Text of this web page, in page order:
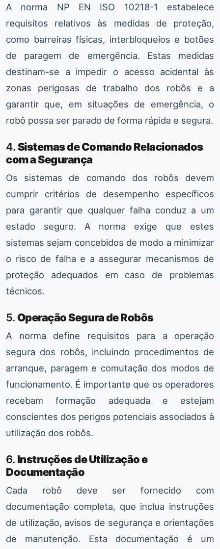
A norma NP EN ISO 10218-1 estabelece
requisitos relativos às medidas de proteção,
como barreiras físicas, interbloqueios e botões
de paragem de emergência. Estas medidas
destinam-se a impedir o acesso acidental às
zonas perigosas de trabalho dos robôs e a
garantir que, em situações de emergência, o
robô possa ser parado de forma rápida e segura.
4.Sistemas de Comando Relacionados
com a Segurança
Os sistemas de comando dos robôs devem
cumprir critérios de desempenho específicos
para garantir que qualquer falha conduz a um
estado seguro. A norma exige que estes
sistemas sejam concebidos de modo a minimizar
o risco de falha e a assegurar mecanismos de
proteção adequados em caso de problemas
técnicos.
5. Operação Segura de Robôs
A norma define requisitos para a operação
segura dos robôs, incluindo procedimentos de
arranque, paragem e comutação dos modos de
funcionamento. É importante que os operadores
recebam formação adequada e estejam
conscientes dos perigos potenciais associados à
utilização dos robôs.
6. Instruções de Utilização e
Documentação
Cada robô deve ser fornecido com
documentação completa, que inclua instruções
de utilização, avisos de segurança e orientações
de manutenção. Esta documentação é um